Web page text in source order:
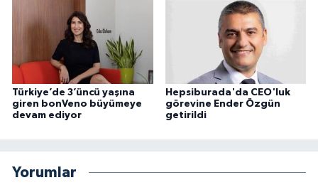
Türkiye’de 3’üncü yaşına
giren bonVeno büyümeye
devam ediyor
Hepsiburada'da CEO'luk
görevine Ender Özgün
getirildi
Yorumlar